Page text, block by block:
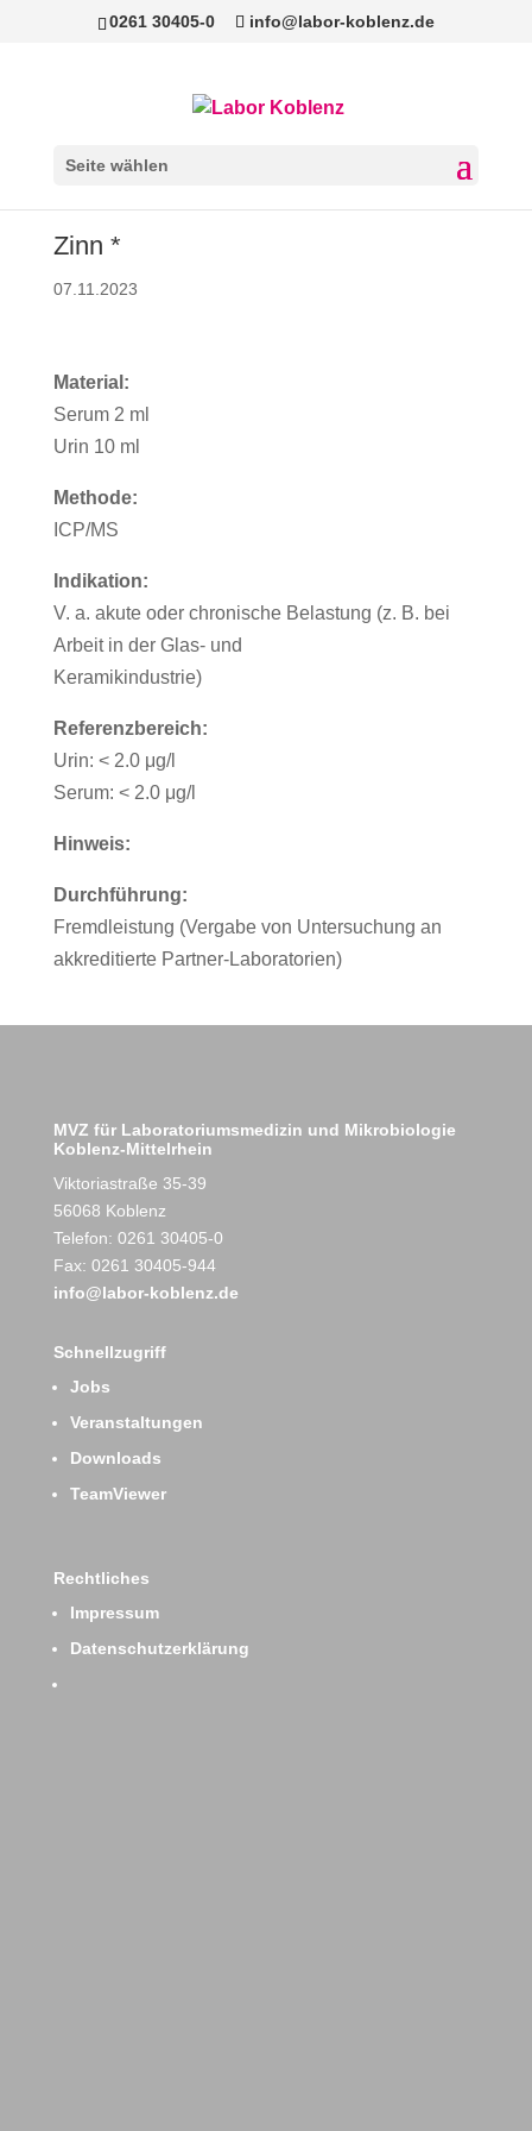
0261 30405-0 info@labor-koblenz.de
Seite wählen
Zinn *
07.11.2023
Material:
Serum 2 ml
Urin 10 ml
Methode:
ICP/MS
Indikation:
V. a. akute oder chronische Belastung (z. B. bei
Arbeit in der Glas- und
Keramikindustrie)
Referenzbereich:
Urin: < 2.0 μg/l
Serum: < 2.0 μg/l
Hinweis:
Durchführung:
Fremdleistung (Vergabe von Untersuchung an
akkreditierte Partner-Laboratorien)
MVZ für Laboratoriumsmedizin und Mikrobiologie
Koblenz-Mittelrhein
Viktoriastraße 35-39
56068 Koblenz
Telefon: 0261 30405-0
Fax: 0261 30405-944
info@labor-koblenz.de
Schnellzugriff
Jobs
Veranstaltungen
Downloads
TeamViewer
Rechtliches
Impressum
Datenschutzerklärung